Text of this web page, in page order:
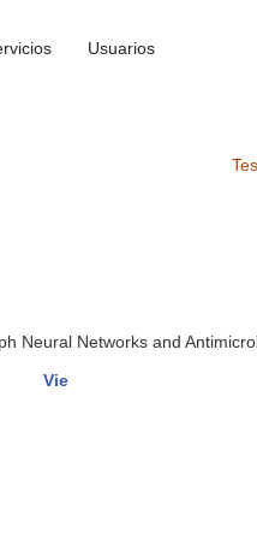
Usuarios
Vie
Neural Networks and